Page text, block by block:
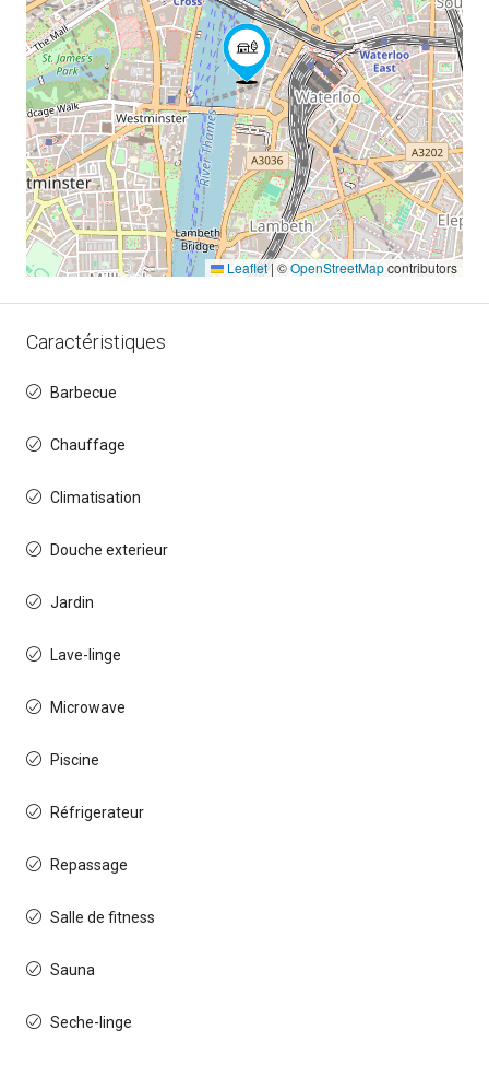
Leaflet|©OpenStreetMapcontributors
Caractéristiques
Barbecue
Chauffage
Climatisation
Douche exterieur
Jardin
Lave-linge
Microwave
Piscine
Réfrigerateur
Repassage
Salle de fitness
Sauna
Seche-linge